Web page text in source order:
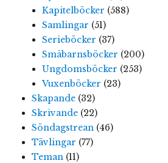
Kapitelböcker (588)
Samlingar (51)
Serieböcker (37)
Småbarnsböcker (200)
Ungdomsböcker (253)
Vuxenböcker (23)
Skapande(32)
Skrivande(22)
Söndagstrean (46)
Tävlingar (77)
Teman (11)